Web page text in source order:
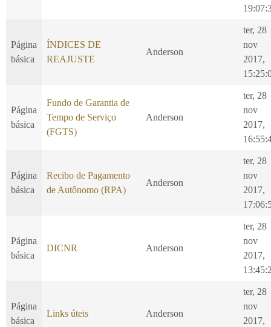
Página
básica
ÍNDICES DE
REAJUSTE
Anderson
ter, 28
nov
2017,
Página
básica
Fundo de Garantia de
Tempo de Serviço
(FGTS)
Anderson
ter, 28
nov
2017,
Página
básica
Recibo de Pagamento
de Autônomo (RPA)
Anderson
ter, 28
nov
2017,
Página
básica
DICNR Anderson
ter, 28
nov
2017,
Página
básica
Links úteis Anderson
ter, 28
nov
2017,